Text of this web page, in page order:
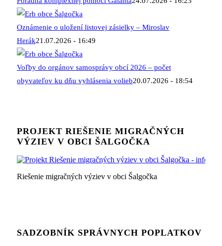
Oznámenie o uložení listovej zásielky – Miroslav
Herák21.07.2026 - 16:49
Voľby do orgánov samosprávy obcí 2026 – počet
obyvateľov ku dňu vyhlásenia volieb20.07.2026 - 18:54
PROJEKT RIEŠENIE MIGRAČNÝCH
VÝZIEV V OBCI ŠALGOČKA
Riešenie migračných výziev v obci Šalgočka
SADZOBNÍK SPRÁVNYCH POPLATKOV